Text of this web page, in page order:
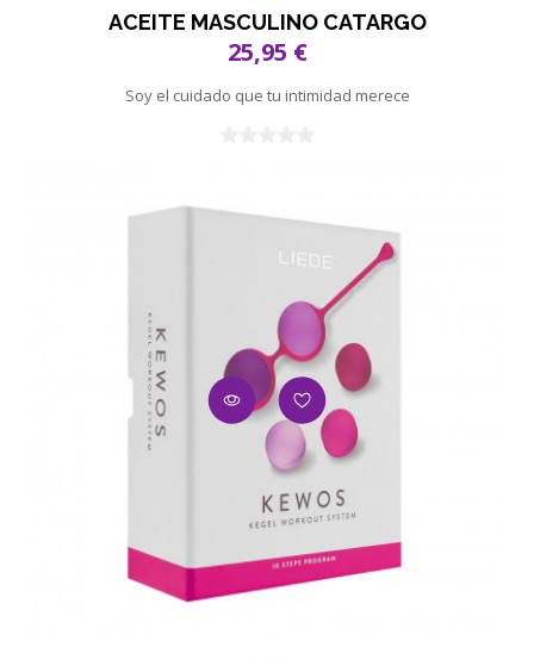
ACEITE MASCULINO CATARGO
25,95 €
Soy el cuidado que tu intimidad merece